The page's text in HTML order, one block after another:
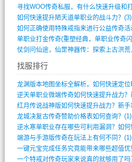
如何快速提升陋天道单职业的战斗力？(3)
找服排行
龙城决复古传奇赞助价格表如何查询？(1)
端游与手游版传奇在玩法上有何不同？(1)